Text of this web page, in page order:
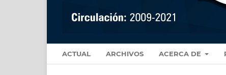
ACTUAL ARCHIVOS ACERCA DE